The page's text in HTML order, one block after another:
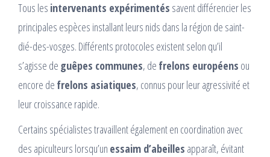
Tous les intervenants expérimentés savent différencier les
principales espèces installant leurs nids dans la région de saint-
dié-des-vosges. Différents protocoles existent selon qu’il
s’agisse de guêpes communes, de frelons européens ou
encore de frelons asiatiques, connus pour leur agressivité et
leur croissance rapide.
Certains spécialistes travaillent également en coordination avec
des apiculteurs lorsqu’un essaim d’abeilles apparaît, évitant